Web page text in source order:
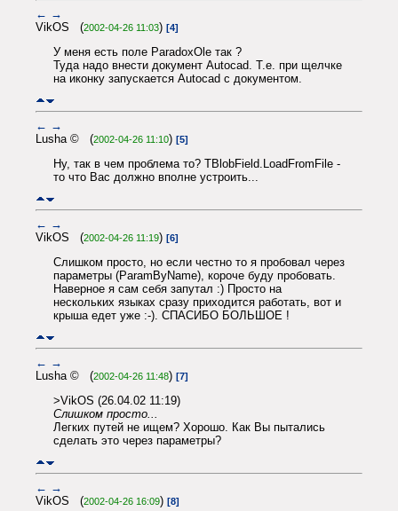
← →
VikOS (2002-04-26 11:03) [4]
У меня есть поле ParadoxOle так ?
Туда надо внести документ Autocad. Т.е. при щелчке
на иконку запускается Autocad с документом.
← →
Lusha © (2002-04-26 11:10) [5]
Ну, так в чем проблема то? TBlobField.LoadFromFile -
то что Вас должно вполне устроить...
← →
VikOS (2002-04-26 11:19) [6]
Слишком просто, но если честно то я пробовал через
параметры (ParamByName), короче буду пробовать.
Наверное я сам себя запутал :) Просто на
нескольких языках сразу приходится работать, вот и
крыша едет уже :-). СПАСИБО БОЛЬШОЕ !
← →
Lusha © (2002-04-26 11:48) [7]
>VikOS (26.04.02 11:19)
Слишком просто...
Легких путей не ищем? Хорошо. Как Вы пытались
сделать это через параметры?
← →
VikOS (2002-04-26 16:09) [8]